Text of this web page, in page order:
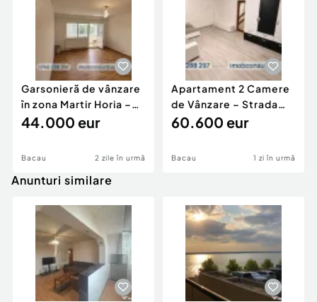
Garsonieră de vânzare
în zona Martir Horia –
Banca Națională |
44.000 eur
Bacau 2 zile în urmă
Apartament 2 Camere
de Vânzare – Strada
Martir Horia | CE1730
60.600 eur
Bacau 1 zi în urmă
Anunturi similare